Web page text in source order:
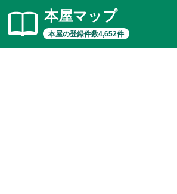
本屋マップ
本屋の登録件数4,652件